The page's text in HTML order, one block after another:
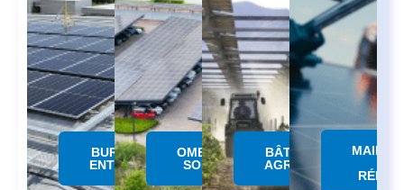
BUREAUX &
ENTREPÔTS
OMBRIERE
SOLAIRE
BÂTIMENTS
AGRICOLES